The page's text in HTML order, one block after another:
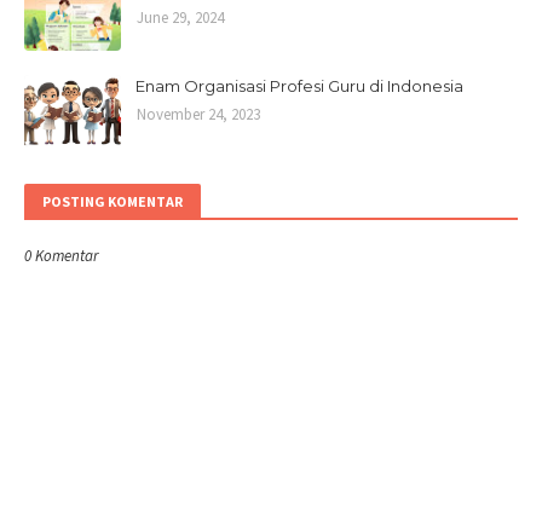
June 29, 2024
Enam Organisasi Profesi Guru di Indonesia
November 24, 2023
POSTING KOMENTAR
0 Komentar